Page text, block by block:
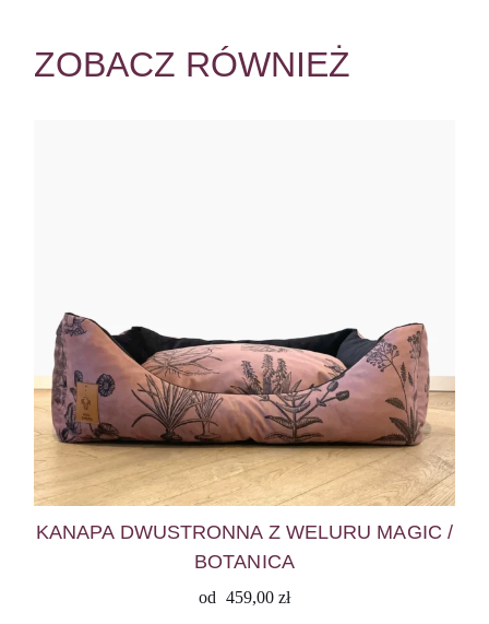
ZOBACZ RÓWNIEŻ
KANAPA DWUSTRONNA Z WELURU MAGIC /
BOTANICA
od 459,00 zł